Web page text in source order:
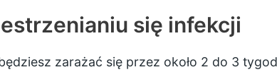
się infekcji
zarażać się przez około 2 do 3